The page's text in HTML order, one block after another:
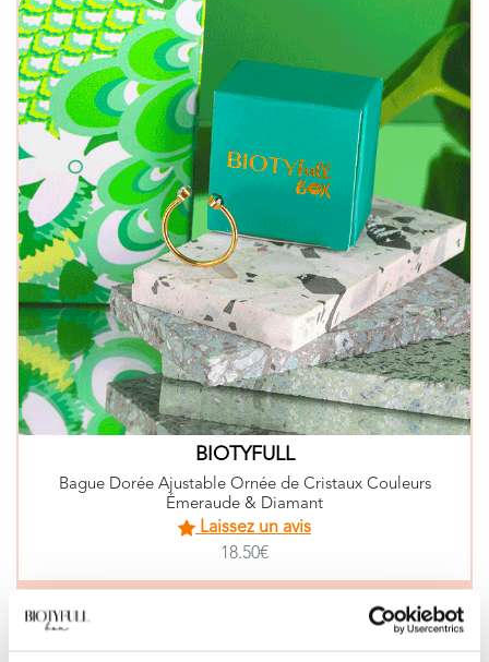
BIOTYFULL
Bague Dorée Ajustable Ornée de Cristaux Couleurs
Émeraude & Diamant
Laissez un avis
18.50€